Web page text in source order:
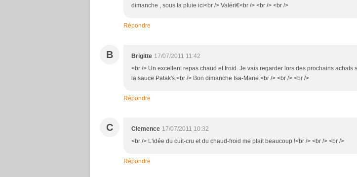
dimanche , sous la pluie ici<br /> Valéri€<br /> <br /> <br />
Répondre
B Brigitte 17/07/2011 11:42
<br /> Un excellent repas chaud et froid. Je vais regarder lors des prochains achats
la sauce Patak's.<br /> Bon dimanche Isa-Marie.<br /> <br /> <br />
Répondre
C Clemence 17/07/2011 10:32
<br /> L'idée du cuit-cru et du chaud-froid me plait beaucoup !<br /> <br /> <br />
Répondre